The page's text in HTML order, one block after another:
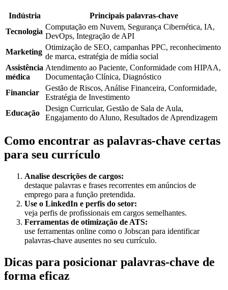
Indústria
Principais palavras-chave
Tecnologia
Computação em Nuvem, Segurança Cibernética, IA,
DevOps, Integração de API
Marketing
Otimização de SEO, campanhas PPC, reconhecimento
de marca, estratégia de mídia social
Assistência
médica
Atendimento ao Paciente, Conformidade com HIPAA,
Documentação Clínica, Diagnóstico
Financiar
Gestão de Riscos, Análise Financeira, Conformidade,
Estratégia de Investimento
Educação
Design Curricular, Gestão de Sala de Aula,
Engajamento do Aluno, Resultados de Aprendizagem
Como encontrar as palavras-chave certas
para seu currículo
Analise descrições de cargos:
destaque palavras e frases recorrentes em anúncios de
emprego para a função pretendida.
Use o LinkedIn e perfis do setor:
veja perfis de profissionais em cargos semelhantes.
Ferramentas de otimização de ATS:
use ferramentas online como o Jobscan para identificar
palavras-chave ausentes no seu currículo.
Dicas para posicionar palavras-chave de
forma eficaz